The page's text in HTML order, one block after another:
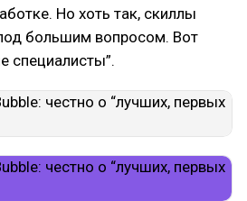
Но хоть так, скиллы
большим вопросом. Вот
специалисты”.